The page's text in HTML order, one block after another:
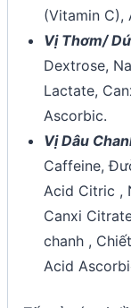
(Vitamin C),
Vị Thơm/
Dextrose,
Lactate,
Ascorbic.
Vị Dâu
Caffeine,
Acid Citric ,
Canxi
chanh ,
Acid